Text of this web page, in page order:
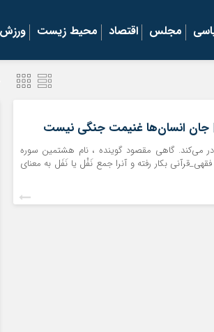
مجلس اقتصاد محیط زیست ورزش
| جان انسان‌ها غنیمت جنگی نیست
می‌کند. گاهی مقصود گوینده ، نام هشتمین سوره‌
بکار رفته و آنرا جمع نَفْل یا نَفَل به معنای